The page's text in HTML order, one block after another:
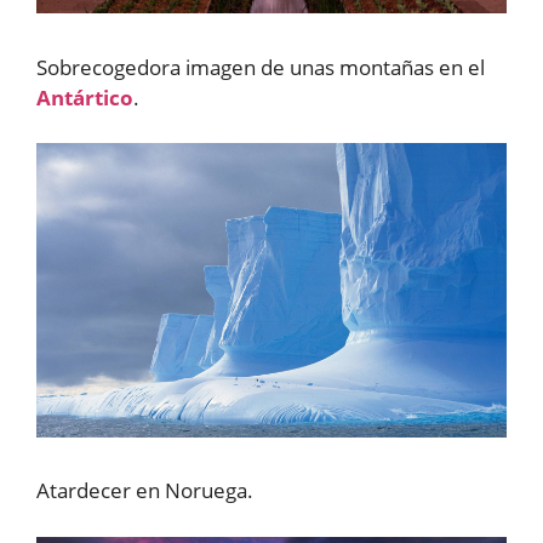
Sobrecogedora imagen de unas montañas en el
Antártico.
Atardecer en Noruega.